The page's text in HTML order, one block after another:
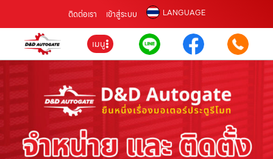
ติดต่อเรา เข้าสู่ระบบ LANGUAGE
เมนู